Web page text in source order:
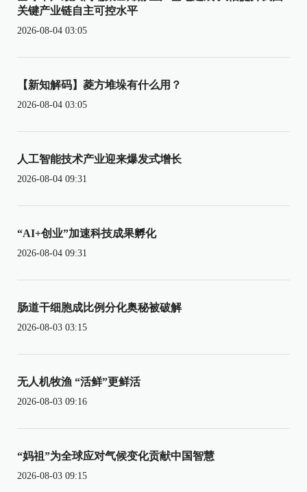
关键产业链自主可控水平
2026-08-04 03:05
【新知解码】菱方堆垛有什么用？
2026-08-04 03:05
人工智能技术产业迎来爆发式增长
2026-08-04 09:31
“AI+创业”加速科技成果孵化
2026-08-04 09:31
肠道干细胞成比例分化奥秘被破解
2026-08-03 03:15
无人机牧渔 “活鲜”更鲜活
2026-08-03 09:16
“妈祖”为全球应对气候变化贡献中国智慧
2026-08-03 09:15